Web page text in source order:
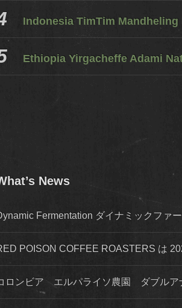
Indonesia TimTim
Ethiopia Yirgacheffe Adami
News
Fermentation ダイナミックファ
POISON COFFEE ROASTERS は
ロンビア エルパライソ農園 ダブル